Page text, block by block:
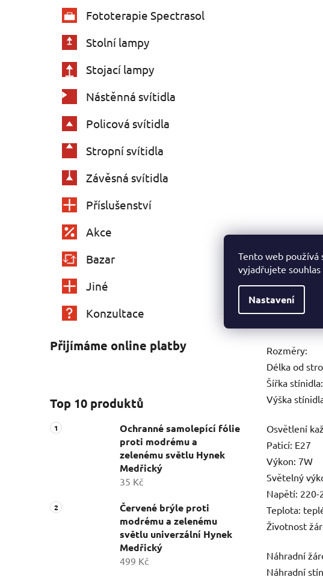
Tento web používá
vyjadřujete
Nastavení
Fototerapie Spectrasol
Stolní lampy
Stojací lampy
Nástěnná svítidla
Policová svítidla
Stropní svítidla
Závěsná svítidla
Příslušenství
Akce
Bazar
Jiné
Konzultace
Přijímáme online platby
Top 10 produktů
Ochranné samolepící fólie
proti modrému a
zelenému světlu Hynek
Medřický
35 Kč
Červené brýle proti
modrému a zelenému
světlu univerzální Hynek
Medřický
499 Kč
Rozměry:
Délka od
Šířka
Výška
Osvětlení
Paticí: E27
Výkon: 7W
Světelný
Napětí: 220-
Teplota:
Životnost
Náhradní
Náhradní